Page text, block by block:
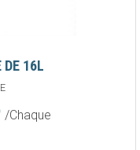
DE 16L
/Chaque